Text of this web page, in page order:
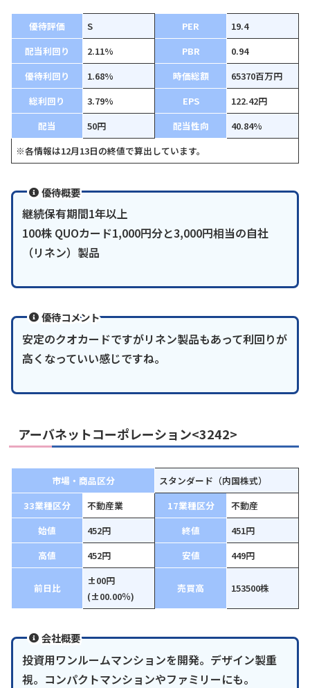
優待評価 S PER
19.4
配当利回り
2.11% PBR
0.94
優待利回り
1.68% 時価総額
65370百万円
総利回り
3.79% EPS
122.42円
配当
50円 配当性向
40.84%
※各情報は12月13日の終値で算出しています。
優待概要
継続保有期間1年以上
100株 QUOカード1,000円分と3,000円相当の自社
（リネン）製品
優待コメント
安定のクオカードですがリネン製品もあって利回りが
高くなっていい感じですね。
アーバネットコーポレーション<3242>
市場・商品区分
スタンダード（内国株式）
33業種区分
不動産業 17業種区分
不動産
始値
452円 終値
451円
高値
452円 安値 449円
前日比
±00円
(±00.00％)
売買高 153500株
会社概要
投資用ワンルームマンションを開発。デザイン製重
視。コンパクトマンションやファミリーにも。